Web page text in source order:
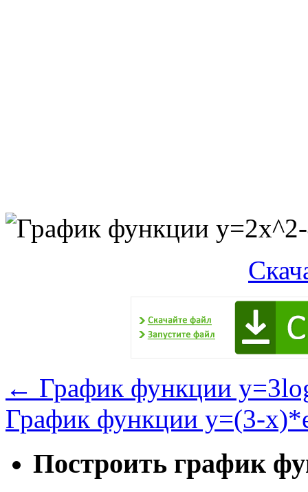
← График функции
График функции y=(3-
Построить график